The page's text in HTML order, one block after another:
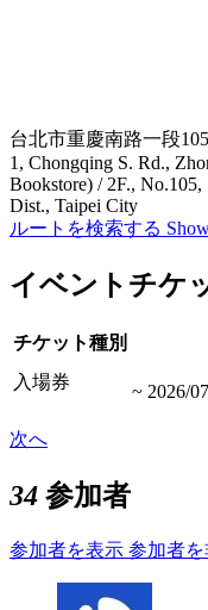
台北市重慶南路一段
1, Chongqing S. Rd.,
Bookstore) / 2F.,
Dist., Taipei City
ルートを検索する
イベントチケ
チケット種別
入場券
~ 2026/
次へ
34 参加者
参加者を表示 参加者